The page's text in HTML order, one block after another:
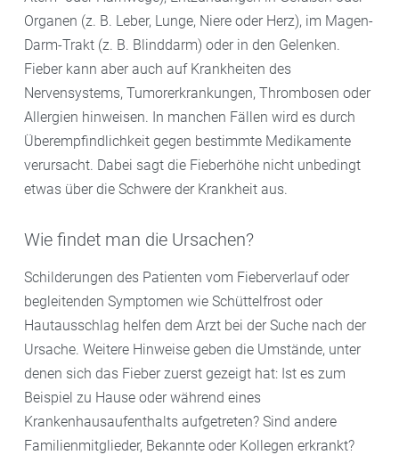
Organen (z. B. Leber, Lunge, Niere oder Herz), im Magen-
Darm-Trakt (z. B. Blinddarm) oder in den Gelenken.
Fieber kann aber auch auf Krankheiten des
Nervensystems, Tumorerkrankungen, Thrombosen oder
Allergien hinweisen. In manchen Fällen wird es durch
Überempfindlichkeit gegen bestimmte Medikamente
verursacht. Dabei sagt die Fieberhöhe nicht unbedingt
etwas über die Schwere der Krankheit aus.
Wie findet man die Ursachen?
Schilderungen des Patienten vom Fieberverlauf oder
begleitenden Symptomen wie Schüttelfrost oder
Hautausschlag helfen dem Arzt bei der Suche nach der
Ursache. Weitere Hinweise geben die Umstände, unter
denen sich das Fieber zuerst gezeigt hat: Ist es zum
Beispiel zu Hause oder während eines
Krankenhausaufenthalts aufgetreten? Sind andere
Familienmitglieder, Bekannte oder Kollegen erkrankt?